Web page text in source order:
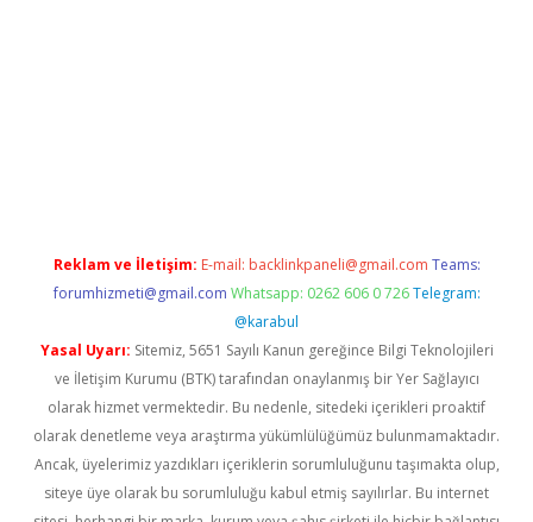
Reklam ve İletişim: E-mail: backlinkpaneli@gmail.com Teams:
forumhizmeti@gmail.com Whatsapp: 0262 606 0 726 Telegram:
@karabul
Yasal Uyarı: Sitemiz, 5651 Sayılı Kanun gereğince Bilgi Teknolojileri
ve İletişim Kurumu (BTK) tarafından onaylanmış bir Yer Sağlayıcı
olarak hizmet vermektedir. Bu nedenle, sitedeki içerikleri proaktif
olarak denetleme veya araştırma yükümlülüğümüz bulunmamaktadır.
Ancak, üyelerimiz yazdıkları içeriklerin sorumluluğunu taşımakta olup,
siteye üye olarak bu sorumluluğu kabul etmiş sayılırlar. Bu internet